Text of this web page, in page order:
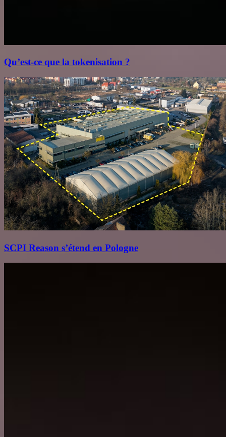
Qu’est‑ce que la tokenisation ?
SCPI Reason s’étend en Pologne